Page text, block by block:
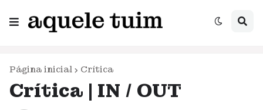
Página inicial Crítica
Crítica | IN / OUT